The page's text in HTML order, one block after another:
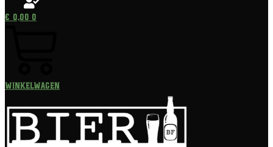
€0,00 0
Winkelwagen